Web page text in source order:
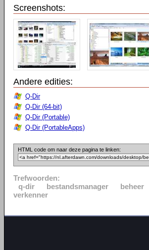
Screenshots:
Andere edities:
Q-Dir
Q-Dir (64-bit)
Q-Dir (Portable)
Q-Dir (PortableApps)
HTML code om naar deze pagina te linken:
Trefwoorden:
q-dir
bestandsmanager beheer
verkenner